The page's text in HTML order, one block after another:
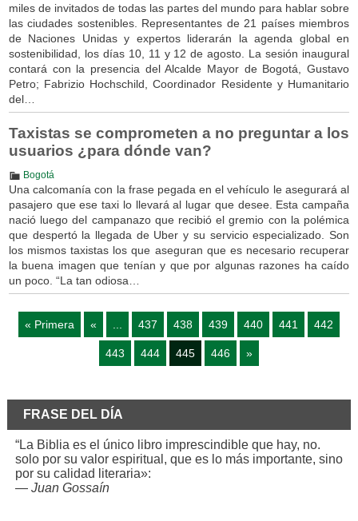
miles de invitados de todas las partes del mundo para hablar sobre
las ciudades sostenibles. Representantes de 21 países miembros
de Naciones Unidas y expertos liderarán la agenda global en
sostenibilidad, los días 10, 11 y 12 de agosto. La sesión inaugural
contará con la presencia del Alcalde Mayor de Bogotá, Gustavo
Petro; Fabrizio Hochschild, Coordinador Residente y Humanitario
del…
Taxistas se comprometen a no preguntar a los
usuarios ¿para dónde van?
Bogotá
Una calcomanía con la frase pegada en el vehículo le asegurará al
pasajero que ese taxi lo llevará al lugar que desee. Esta campaña
nació luego del campanazo que recibió el gremio con la polémica
que despertó la llegada de Uber y su servicio especializado. Son
los mismos taxistas los que aseguran que es necesario recuperar
la buena imagen que tenían y que por algunas razones ha caído
un poco. “La tan odiosa…
« Primera « 437 438 439 440 441 442
443 444 445 446 »
FRASE DEL DÍA
“La Biblia es el único libro imprescindible que hay, no.
solo por su valor espiritual, que es lo más importante, sino
por su calidad literaria»:
— Juan Gossaín